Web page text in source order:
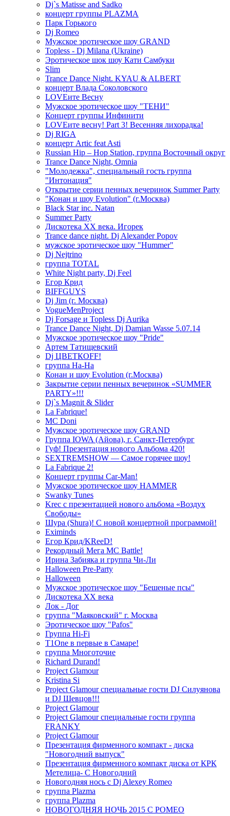
Dj`s Matisse and Sadko
концерт группы PLAZMA
Парк Горького
Dj Romeo
Мужское эротическое шоу GRAND
Topless - Dj Milana (Ukraine)
Эротическое шок шоу Кати Самбуки
Slim
Trance Dance Night. KYAU & ALBERT
концерт Влада Соколовского
LOVEите Весну
Мужское эротическое шоу "ТЕНИ"
Концерт группы Инфинити
LOVEите весну! Part 3! Весенняя лихорадка!
Dj RIGA
концерт Artic feat Asti
Russian Hip – Hop Station, группа Восточный округ
Trance Dance Night, Omnia
"Молодежка", специальный гость группа
"Интонация"
Открытие серии пенных вечеринок Summer Party
"Конан и шоу Evolution" (г.Москва)
Black Star inc. Natan
Summer Party
Дискотека ХХ века. Игорек
Trance dance night. Dj Alexander Popov
мужское эротическое шоу "Hummer"
Dj Nejtrino
группа TOTAL
White Night party, Dj Feel
Егор Крид
BIFFGUYS
Dj Jim (г. Москва)
VogueMenProject
Dj Forsage и Topless Dj Aurika
Trance Dance Night, Dj Damian Wasse 5.07.14
Мужское эротическое шоу "Pride"
Артем Татищевский
Dj ЦВЕТКOFF!
группа На-На
Конан и шоу Evolution (г.Москва)
Закрытие серии пенных вечеринок «SUMMER
PARTY»!!!
Dj`s Magnit & Slider
La Fabrique!
MC Doni
Мужское эротическое шоу GRAND
Группа IOWA (Айова), г. Санкт-Петербург
Гуф! Презентация нового Альбома 420!
SEXTREMSHOW — Самое горячее шоу!
La Fabrique 2!
Концерт группы Car-Man!
Мужское эротическое шоу HAMMER
Swanky Tunes
Krec с презентацией нового альбома «Воздух
Свободы»
Шура (Shura)! С новой концертной программой!
Eximinds
Егор Крид/KReeD!
Рекордный Мега МС Battle!
Ирина Забияка и группа Чи-Ли
Halloween Pre-Party
Halloween
Мужское эротическое шоу "Бешеные псы"
Дискотека ХХ века
Лок - Дог
группа "Маяковский" г. Москва
Эротическое шоу "Pafos"
Группа Hi-Fi
T1One в первые в Самаре!
группа Многоточие
Richard Durand!
Project Glamour
Kristina Si
Project Glamour специальные гости DJ Силуянова
и DJ Шевцов!!!
Project Glamour
Project Glamour специальные гости группа
FRANKY
Project Glamour
Презентация фирменного компакт - диска
"Новогодний выпуск"
Презентация фирменного компакт диска от КРК
Метелица- С Новогодний
Новогодняя нось с Dj Alexey Romeo
группа Plazma
группа Plazma
НОВОГОДНЯЯ НОЧЬ 2015 C РОМЕО